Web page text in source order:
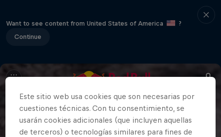
Want to see content from United States of America
?
Continue
Este sitio web usa cookies que son necesarias por
cuestiones técnicas. Con tu consentimiento, se
usarán cookies adicionales (que incluyen aquellas
de terceros) o tecnologías similares para fines de